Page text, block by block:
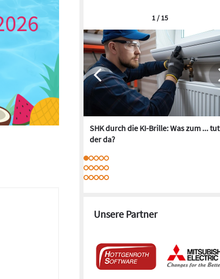
SHK durch die KI-Brille: Was zum ... tut
der da?
1 / 15
Unsere Partner